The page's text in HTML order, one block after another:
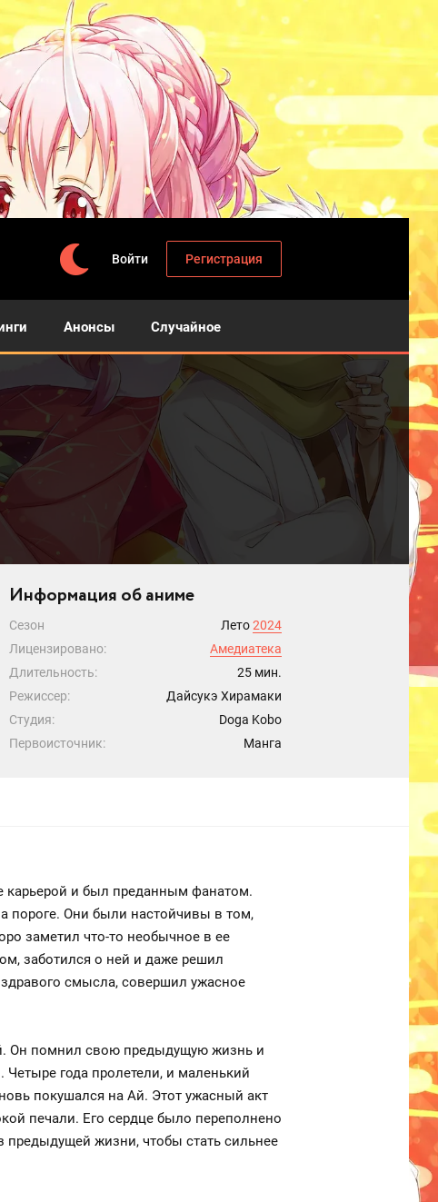
Войти Регистрация
Анонсы Случайное
Информация об аниме
Сезон Лето2024
Лицензировано:
Амедиатека
Длительность:
25 мин.
Режиссер:
Дайсукэ Хирамаки
Студия:
Doga Kobo
Первоисточник:
Манга
карьерой и был преданным фанатом.
пороге. Они были настойчивы в том,
заметил что-то необычное в ее
заботился о ней и даже решил
смысла, совершил ужасное
Он помнил свою предыдущую жизнь и
года пролетели, и маленький
покушался на Ай. Этот ужасный акт
печали. Его сердце было переполнено
жизни, чтобы стать сильнее